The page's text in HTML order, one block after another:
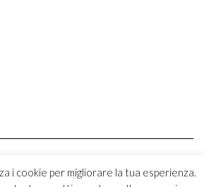
i cookie per migliorare la tua esperienza.